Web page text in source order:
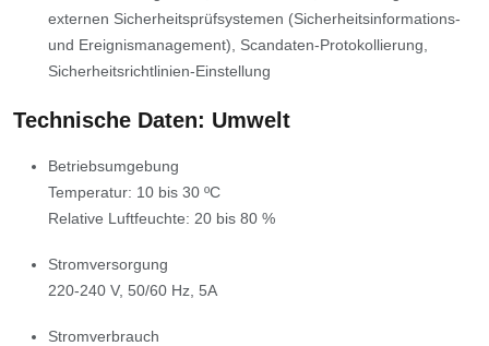
externen Sicherheitsprüfsystemen (Sicherheitsinformations-
und Ereignismanagement), Scandaten-Protokollierung,
Sicherheitsrichtlinien-Einstellung
Technische Daten: Umwelt
Betriebsumgebung
Temperatur: 10 bis 30 ºC
Relative Luftfeuchte: 20 bis 80 %
Stromversorgung
220-240 V, 50/60 Hz, 5A
Stromverbrauch